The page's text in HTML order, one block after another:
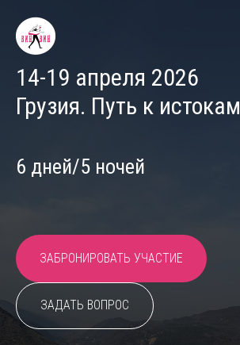
14-19 апреля 2026
Грузия. Путь к истокам
6 дней/5 ночей
ЗАБРОНИРОВАТЬ УЧАСТИЕ
ЗАДАТЬ ВОПРОС